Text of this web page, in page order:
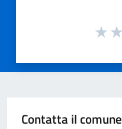
Contatta il comune